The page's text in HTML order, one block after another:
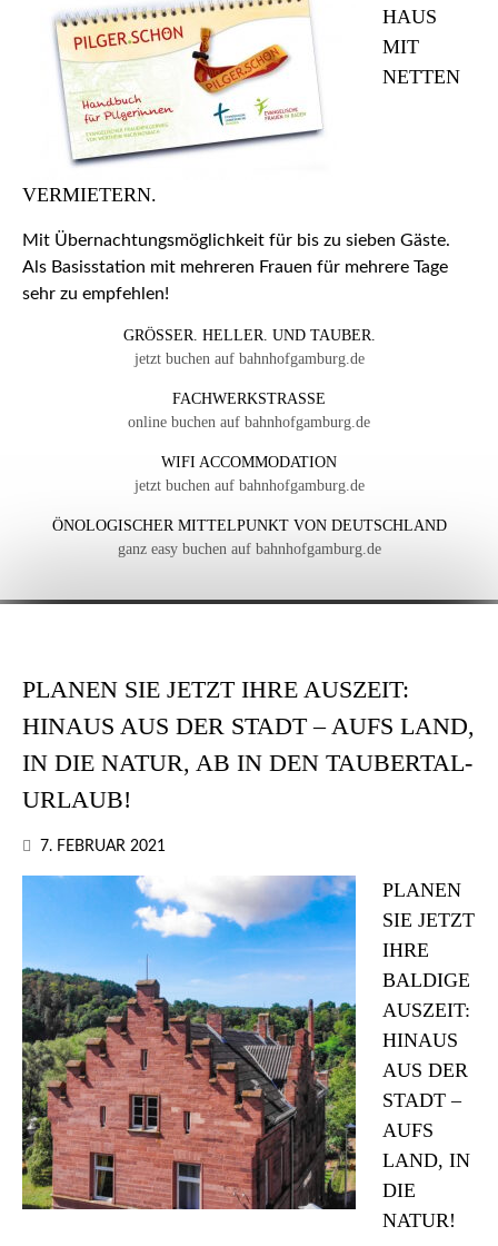
HAUS
MIT
NETTEN
VERMIETERN.
Mit Übernachtungsmöglichkeit für bis zu sieben Gäste.
Als Basisstation mit mehreren Frauen für mehrere Tage
sehr zu empfehlen!
GRÖSSER. HELLER. UND TAUBER.
jetzt buchen auf bahnhofgamburg.de
FACHWERKSTRASSE
online buchen auf bahnhofgamburg.de
WIFI ACCOMMODATION
jetzt buchen auf bahnhofgamburg.de
ÖNOLOGISCHER MITTELPUNKT VON DEUTSCHLAND
ganz easy buchen auf bahnhofgamburg.de
PLANEN SIE JETZT IHRE AUSZEIT:
HINAUS AUS DER STADT – AUFS LAND,
IN DIE NATUR, AB IN DEN TAUBERTAL-
URLAUB!
7. FEBRUAR 2021
PLANEN
SIE JETZT
IHRE
BALDIGE
AUSZEIT:
HINAUS
AUS DER
STADT –
AUFS
LAND, IN
DIE
NATUR!